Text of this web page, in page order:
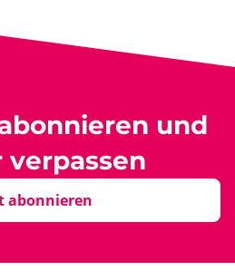
und
abonnieren